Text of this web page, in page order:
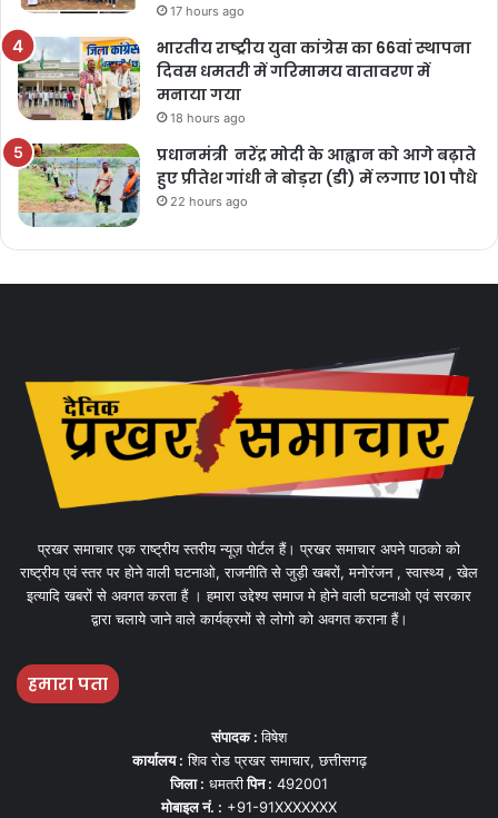
17 hours ago
भारतीय राष्ट्रीय युवा कांग्रेस का 66वां स्थापना
दिवस धमतरी में गरिमामय वातावरण में
मनाया गया
18 hours ago
प्रधानमंत्री नरेंद्र मोदी के आह्वान को आगे बढ़ाते
हुए प्रीतेश गांधी ने बोड़रा (डी) में लगाए 101 पौधे
22 hours ago
प्रखर समाचार एक राष्ट्रीय स्तरीय न्यूज़ पोर्टल हैं। प्रखर समाचार अपने पाठको को
राष्ट्रीय एवं स्तर पर होने वाली घटनाओ, राजनीति से जुड़ी खबरों, मनोरंजन , स्वास्थ्य , खेल
इत्यादि खबरों से अवगत करता हैं । हमारा उद्देश्य समाज मे होने वाली घटनाओ एवं सरकार
द्वारा चलाये जाने वाले कार्यक्रमों से लोगो को अवगत कराना हैं।
हमारा पता
संपादक :विषेश
कार्यालय : शिव रोड प्रखर समाचार, छत्तीसगढ़
जिला : धमतरीपिन : 492001
मोबाइल नं. : +91-91XXXXXXX